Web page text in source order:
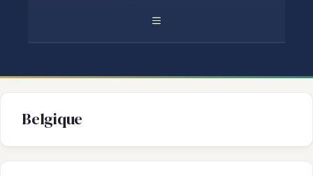
MENU
Belgique